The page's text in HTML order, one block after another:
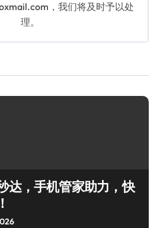
，我们将及时予以处
理。
达，手机管家助力，快